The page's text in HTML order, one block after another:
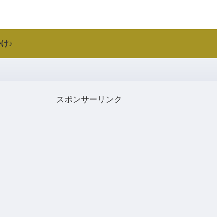
♪
スポンサーリンク